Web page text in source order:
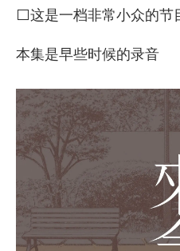
⬜这是一档非常小众的节
本集是早些时候的录音